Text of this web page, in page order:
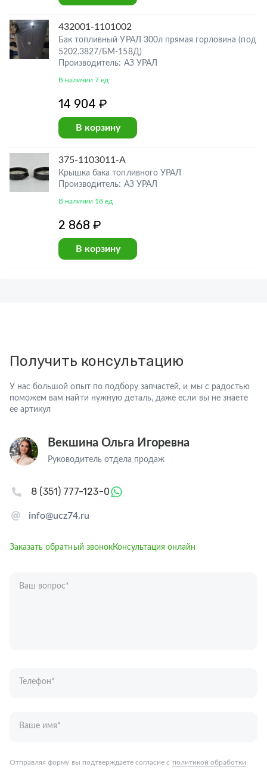
432001-1101002
Бак топливный УРАЛ 300л прямая горловина (под
5202.3827/БМ-158Д)
Производитель: АЗ УРАЛ
В наличии 7 ед
14 904 ₽
В корзину
375-1103011-А
Крышка бака топливного УРАЛ
Производитель: АЗ УРАЛ
В наличии 18 ед
2 868 ₽
В корзину
Получить консультацию
У нас большой опыт по подбору запчастей, и мы с радостью
поможем вам найти нужную деталь, даже если вы не знаете
ее артикул
Векшина Ольга Игоревна
Руководитель отдела продаж
info@ucz74.ru
8 (351) 777-123-0
Заказать обратный звонокКонсультация онлайн
Ваш вопрос*
Запчасти для грузовых автомобилей